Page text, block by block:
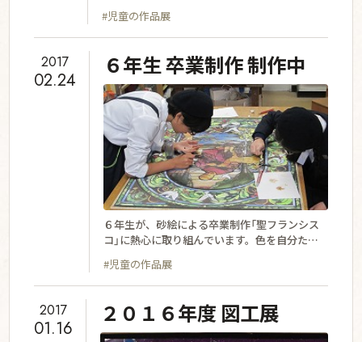
#児童の作品展
方は、ぜひご来校ください。９時から１３時３
０分まで行っています。
2017
02.24
６年生 卒業制作 制作中
#児童の作品展
６年生が、砂絵による卒業制作「聖フランシス
コ」に熱心に取り組んでいます。色を自分たち
2017
01.16
２０１６年度 図工展